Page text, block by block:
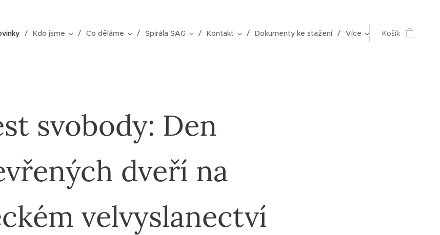
Kdo jsme Co děláme Spirála SAG Kontakt Dokumenty ke stažení Více Košík
svobody: Den
dveří na
velvyslanectví